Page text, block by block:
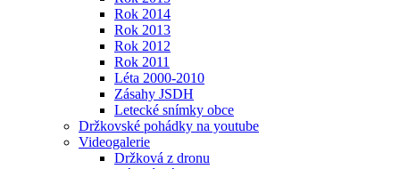
Rok 2014
Rok 2013
Rok 2012
Rok 2011
Léta 2000-2010
Zásahy JSDH
Letecké snímky obce
Držkovské pohádky na youtube
Videogalerie
Držková z dronu